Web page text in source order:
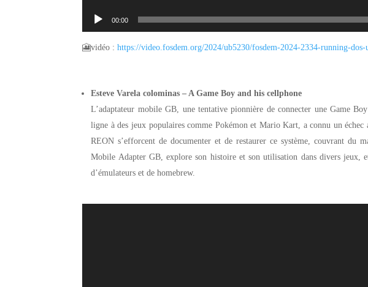
00:00
🎦vidéo :https://video.fosdem.org/2024/ub5230/fosdem-2024-2334-running-
Esteve Varela colominas – A Game Boy and his cellphone
L’adaptateur mobile GB, une tentative pionnière de connecter une Game
ligne à des jeux populaires comme Pokémon et Mario Kart, a connu un
REON s’efforcent de documenter et de restaurer ce système, couvrant du
Mobile Adapter GB, explore son histoire et son utilisation dans divers jeux,
d’émulateurs et de homebrew.